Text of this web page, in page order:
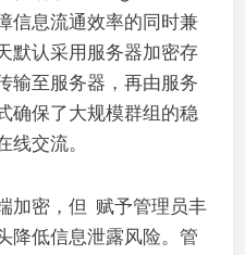
信息流通效率的同时兼
默认采用服务器加密存
输至服务器，再由服务
确保了大规模群组的稳
线交流。
加密，但 赋予管理员丰
降低信息泄露风险。管